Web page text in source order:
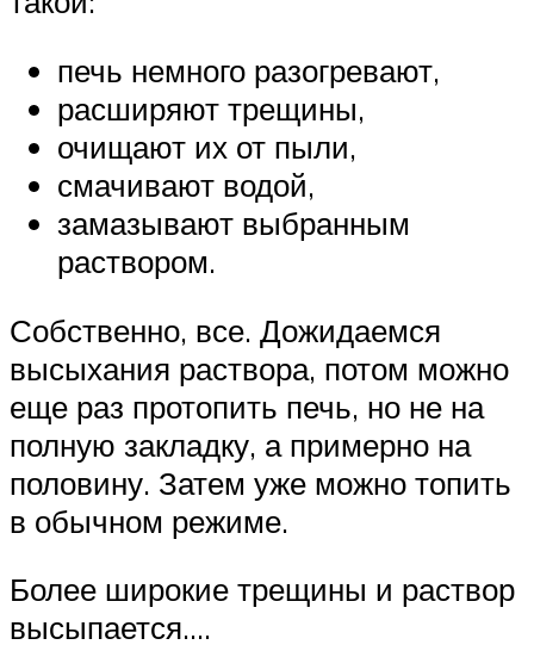
печь немного разогревают,
расширяют трещины,
очищают их от пыли,
смачивают водой,
замазывают выбранным
раствором.
Собственно, все. Дожидаемся
высыхания раствора, потом можно
еще раз протопить печь, но не на
полную закладку, а примерно на
половину. Затем уже можно топить
в обычном режиме.
Более широкие трещины и раствор
высыпается….